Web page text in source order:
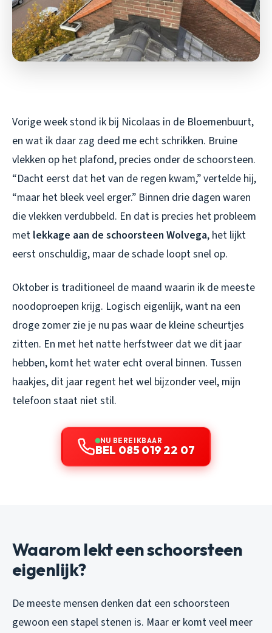
Vorige week stond ik bij Nicolaas in de Bloemenbuurt,
en wat ik daar zag deed me echt schrikken. Bruine
vlekken op het plafond, precies onder de schoorsteen.
“Dacht eerst dat het van de regen kwam,” vertelde hij,
“maar het bleek veel erger.” Binnen drie dagen waren
die vlekken verdubbeld. En dat is precies het probleem
met lekkage aan de schoorsteen Wolvega, het lijkt
eerst onschuldig, maar de schade loopt snel op.
Oktober is traditioneel de maand waarin ik de meeste
noodoproepen krijg. Logisch eigenlijk, want na een
droge zomer zie je nu pas waar de kleine scheurtjes
zitten. En met het natte herfstweer dat we dit jaar
hebben, komt het water echt overal binnen. Tussen
haakjes, dit jaar regent het wel bijzonder veel, mijn
telefoon staat niet stil.
NU BEREIKBAAR
BEL 085 019 22 07
Waarom lekt een schoorsteen
eigenlijk?
De meeste mensen denken dat een schoorsteen
gewoon een stapel stenen is. Maar er komt veel meer